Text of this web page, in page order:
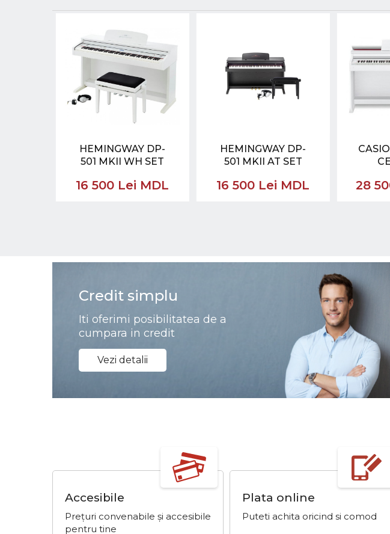
HEMINGWAY DP-
501 MKII WH SET
16 500 Lei MDL
HEMINGWAY DP-
501 MKII AT SET
16 500 Lei MDL 28
Credit simplu
Iti oferimi posibilitatea de a
cumpara in credit
Vezi detalii
Accesibile
Prețuri convenabile și accesibile
pentru tine
Plata online
Puteti achita oricind si comod